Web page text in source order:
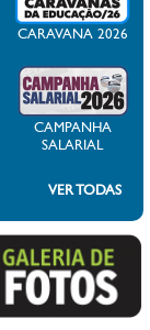
CARAVANA 2026
CAMPANHA
SALARIAL
VER TODAS